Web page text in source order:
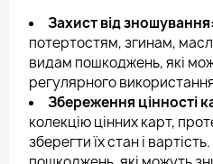
Захист від зношування:
потертостям, згинам,
видам пошкоджень, які
регулярного
Збереження цінності
колекцію цінних карт,
зберегти їх стан і